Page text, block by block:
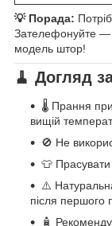
💡 Порада:
Зателефонуйте —
модель штор!
🧹 Догляд
🌡️ Прання
вищій
🚫 Не
👕 Прасувати
⚠️
після
🧴